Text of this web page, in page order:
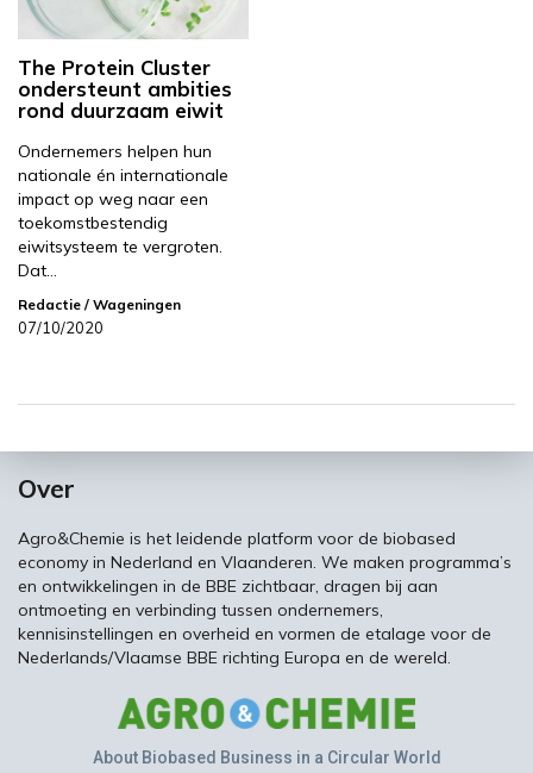
The Protein Cluster
ondersteunt ambities
rond duurzaam eiwit
Ondernemers helpen hun
nationale én internationale
impact op weg naar een
toekomstbestendig
eiwitsysteem te vergroten.
Dat…
Redactie / Wageningen
07/10/2020
Over
Agro&Chemie is het leidende platform voor de biobased
economy in Nederland en Vlaanderen. We maken programma’s
en ontwikkelingen in de BBE zichtbaar, dragen bij aan
ontmoeting en verbinding tussen ondernemers,
kennisinstellingen en overheid en vormen de etalage voor de
Nederlands/Vlaamse BBE richting Europa en de wereld.
About Biobased Business in a Circular World